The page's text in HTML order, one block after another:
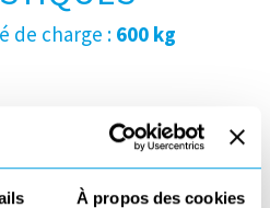
À propos des cookies
de charge : 600 kg